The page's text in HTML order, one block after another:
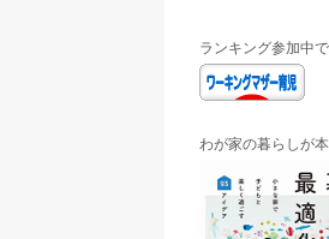
ランキング参加中
わが家の暮らしが